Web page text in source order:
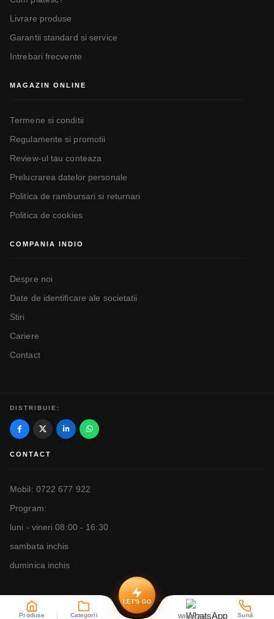
Livrare produse
Garantii standard si service
Intrebari frecvente
MAGAZIN ONLINE
Termene si conditii
Regulamente si promotii
Review-ul tau conteaza
Prelucrarea datelor personale
Politica de rambursari si returnari
Politica de cookies
COMPANIA INDIO
Despre noi
Date de identificare ale societatii
Stiri
Cariere
Contact
DISTRIBUIE:
CONTACT
Mobil: 0722 677 922
Program:
luni - vineri 08:00 - 16:30
sambata inchis
duminica inchis
LET'S GO
Produse Categorii WhatsApp Sună